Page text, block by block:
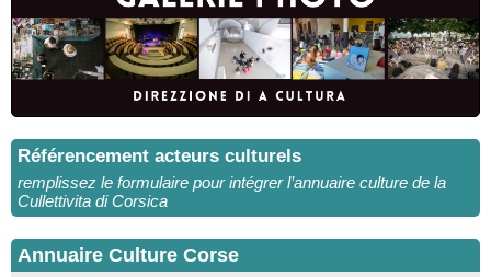
Référencement acteurs culturels
remplissez le formulaire pour intégrer l’annuaire culture de la
Cullettivita di Corsica
Annuaire Culture Corse